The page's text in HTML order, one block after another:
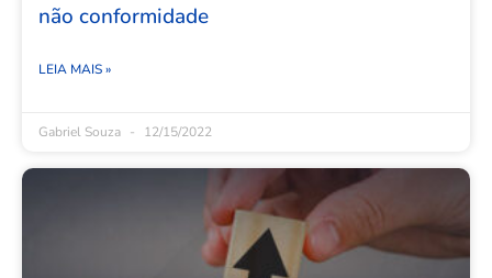
não conformidade
LEIA MAIS »
Gabriel Souza 12/15/2022